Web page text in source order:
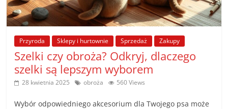
Przyroda Sklepy i hurtownie Sprzedaż Zakupy
Szelki czy obroża? Odkryj, dlaczego
szelki są lepszym wyborem
28 kwietnia 2025 obroża 560 Views
Wybór odpowiedniego akcesorium dla Twojego psa może